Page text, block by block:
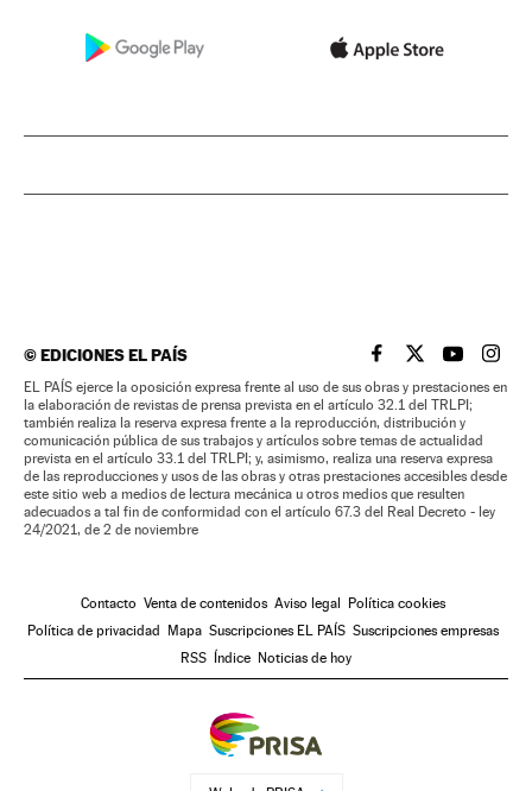
©EDICIONES EL PAÍS EL PAÍS BRASIL EN
EL PAÍSEL PAÍS
EL
EL PAÍS ejerce la oposición expresa frente al uso de sus obras y prestaciones en
la elaboración de revistas de prensa prevista en el artículo 32.1 del TRLPI;
también realiza la reserva expresa frente a la reproducción, distribución y
comunicación pública de sus trabajos y artículos sobre temas de actualidad
prevista en el artículo 33.1 del TRLPI; y, asimismo, realiza una reserva expresa
de las reproducciones y usos de las obras y otras prestaciones accesibles desde
este sitio web a medios de lectura mecánica u otros medios que resulten
adecuados a tal fin de conformidad con el artículo 67.3 del Real Decreto - ley
24/2021, de 2 de noviembre
Contacto Venta de contenidos Aviso legal
Política cookies
Política de privacidad
Mapa Suscripciones EL PAÍS Suscripciones empresas
RSS
Índice Noticias de hoy